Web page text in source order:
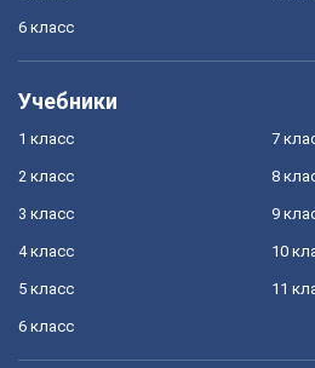
6 класс
Учебники
1 класс
2 класс
3 класс
4 класс
5 класс
6 класс
7
8
9
10
11